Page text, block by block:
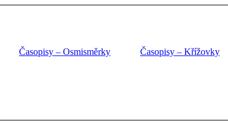
Časopisy – Osmisměrky Časopisy – Křížovky